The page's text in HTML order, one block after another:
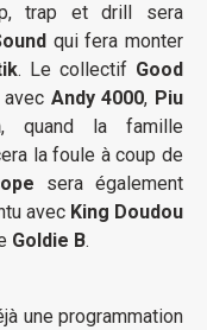
trap et drill sera
qui fera monter
. Le collectif Good
Andy 4000, Piu
, quand la famille
la foule à coup de
sera également
avec King Doudou
Goldie B.
une programmation